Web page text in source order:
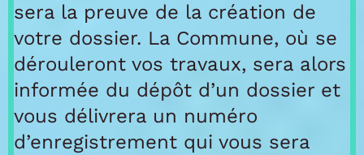
sera la preuve de la création de
votre dossier. La Commune, où se
dérouleront vos travaux, sera alors
informée du dépôt d’un dossier et
vous délivrera un numéro
d’enregistrement qui vous sera